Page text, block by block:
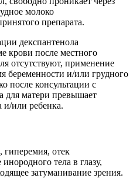
молоко
препарата.
декспантенола
крови после местного
отсутствуют, применение
беременности и/или грудного
после консультации с
для матери превышает
и/или ребенка.
гиперемия, отек
тела в глазу,
затуманивание зрения.